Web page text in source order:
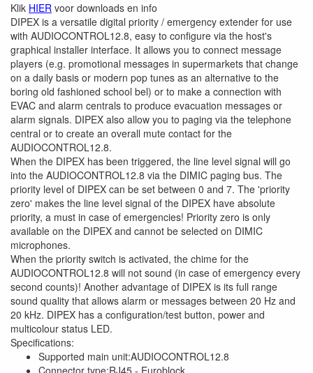
Klik HIER voor downloads en info
DIPEX is a versatile digital priority / emergency extender for use
with AUDIOCONTROL12.8, easy to configure via the host's
graphical installer interface. It allows you to connect message
players (e.g. promotional messages in supermarkets that change
on a daily basis or modern pop tunes as an alternative to the
boring old fashioned school bel) or to make a connection with
EVAC and alarm centrals to produce evacuation messages or
alarm signals. DIPEX also allow you to paging via the telephone
central or to create an overall mute contact for the
AUDIOCONTROL12.8.
When the DIPEX has been triggered, the line level signal will go
into the AUDIOCONTROL12.8 via the DIMIC paging bus. The
priority level of DIPEX can be set between 0 and 7. The 'priority
zero' makes the line level signal of the DIPEX have absolute
priority, a must in case of emergencies! Priority zero is only
available on the DIPEX and cannot be selected on DIMIC
microphones.
When the priority switch is activated, the chime for the
AUDIOCONTROL12.8 will not sound (in case of emergency every
second counts)! Another advantage of DIPEX is its full range
sound quality that allows alarm or messages between 20 Hz and
20 kHz. DIPEX has a configuration/test button, power and
multicolour status LED.
Specifications:
Supported main unit:AUDIOCONTROL12.8
Connector type:RJ45 - Euroblock